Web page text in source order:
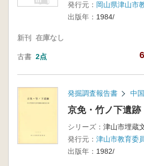
発行元： 岡山県津山市
出版年： 1984/
新刊 在庫なし
古書 2点
発掘調査報告書 中国
京免・竹ノ下遺跡
シリーズ：
発行元： 津山市教育委
出版年： 1982/